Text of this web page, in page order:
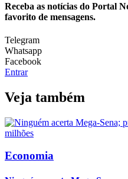
Receba as notícias do Portal
favorito de mensagens.
Telegram
Whatsapp
Facebook
Entrar
Veja também
Economia